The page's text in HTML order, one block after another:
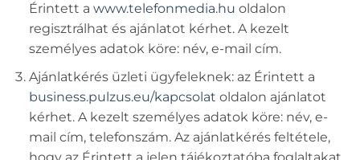
Érintett a www.telefonmedia.hu oldalon
regisztrálhat és ajánlatot kérhet. A kezelt
személyes adatok köre: név, e-mail cím.
Ajánlatkérés üzleti ügyfeleknek: az Érintett a
business.pulzus.eu/kapcsolat oldalon ajánlatot
kérhet. A kezelt személyes adatok köre: név, e-
mail cím, telefonszám. Az ajánlatkérés feltétele,